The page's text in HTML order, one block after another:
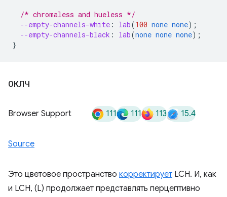
/* chromaless and hueless */
--empty-channels-white : lab(100 none none);
--empty-channels-black : lab(none none none);
}
ОКЛЧ
Browser Support 111 111 113 15.4
Source
Это цветовое пространство корректирует LCH. И, как
и LCH, (L) продолжает представлять перцептивно